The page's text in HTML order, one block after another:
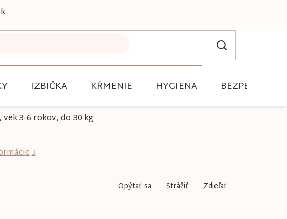
IZBIČKA KŔMENIE HYGIENA BEZPEČNOSŤ
vek 3-6 rokov, do 30 kg
Opýtať sa Strážiť Zdieľať